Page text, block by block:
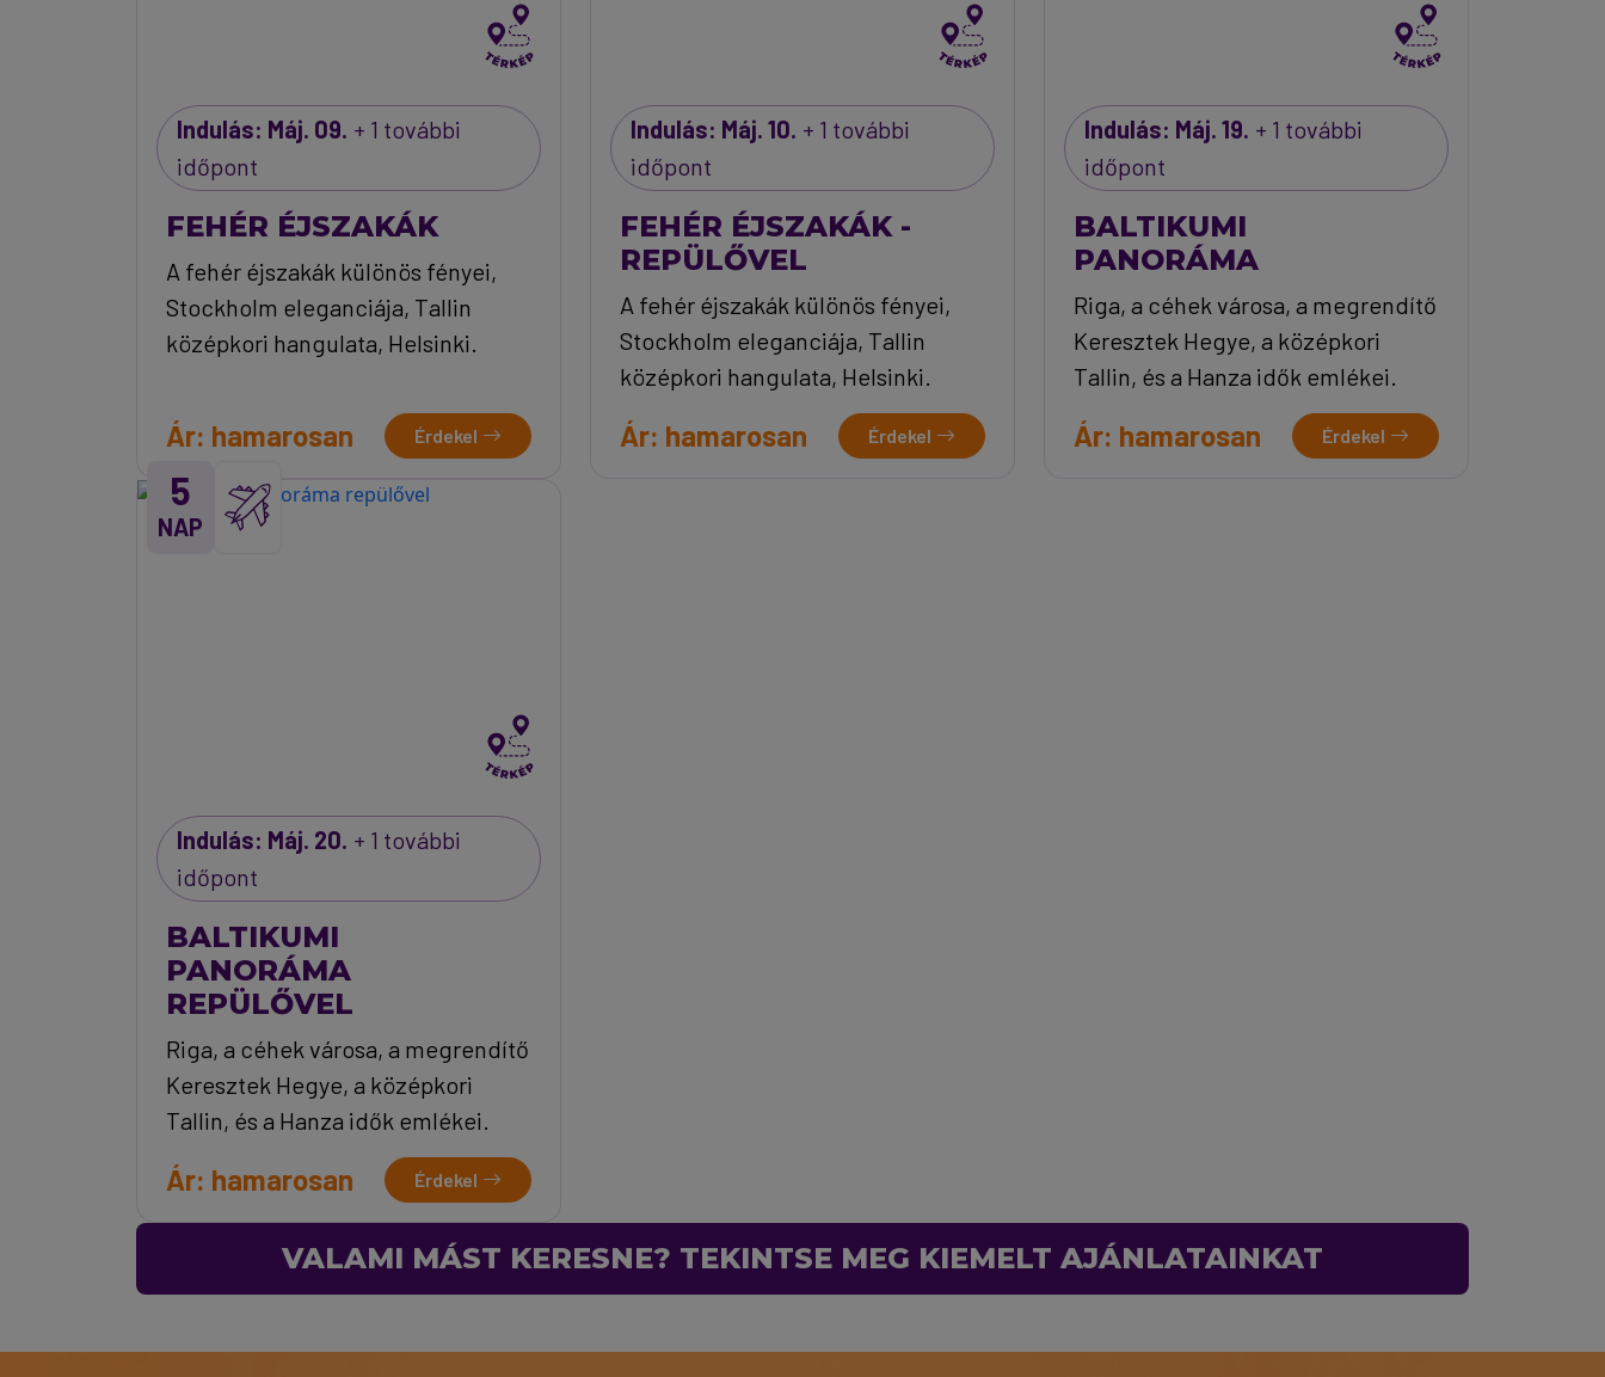
Indulás: Máj. 09. + 1 további
időpont
FEHÉR ÉJSZAKÁK
A fehér éjszakák különös fényei,
Stockholm eleganciája, Tallin
középkori hangulata, Helsinki.
Ár: hamarosan Érdekel
Indulás: Máj. 10. + 1 további
időpont
FEHÉR ÉJSZAKÁK -
REPÜLŐVEL
A fehér éjszakák különös fényei,
Stockholm eleganciája, Tallin
középkori hangulata, Helsinki.
Ár: hamarosan Érdekel
Indulás: Máj. 19. + 1 további
időpont
BALTIKUMI
PANORÁMA
Riga, a céhek városa, a megrendítő
Keresztek Hegye, a középkori
Tallin, és a Hanza idők emlékei.
Ár: hamarosan Érdekel
5
NAP
Indulás: Máj. 20. + 1 további
időpont
BALTIKUMI
PANORÁMA
REPÜLŐVEL
Riga, a céhek városa, a megrendítő
Keresztek Hegye, a középkori
Tallin, és a Hanza idők emlékei.
Ár: hamarosan Érdekel
VALAMI MÁST KERESNE? TEKINTSE MEG KIEMELT AJÁNLATAINKAT